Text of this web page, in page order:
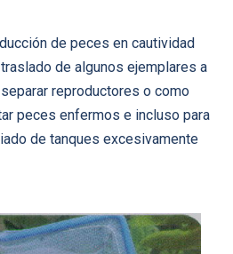
de peces en cautividad
de algunos ejemplares a
reproductores o como
peces enfermos e incluso para
de tanques excesivamente